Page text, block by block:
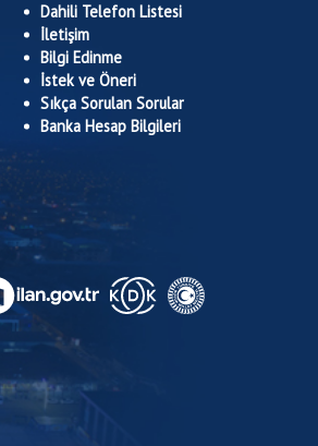
Dahili Telefon Listesi
İletişim
Bilgi Edinme
İstek ve Öneri
Sıkça Sorulan Sorular
Banka Hesap Bilgileri